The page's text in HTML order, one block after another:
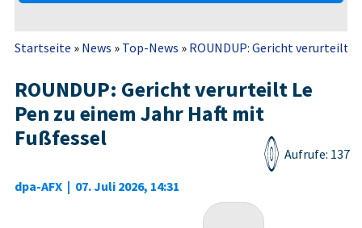
Startseite » News » Top-News » ROUNDUP: Gericht verurteilt
ROUNDUP: Gericht verurteilt Le
Pen zu einem Jahr Haft mit
Fußfessel
dpa-AFX | 07. Juli 2026, 14:31
Aufrufe: 137